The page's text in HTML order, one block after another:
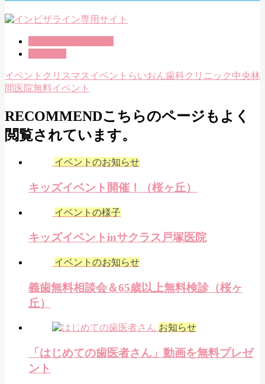
イベント クリスマスイベント らいおん歯科クリニック中央林
間医院無料イベント
RECOMMENDこちらのページもよく
閲覧されています。
イベントのお知らせ
キッズイベント開催！（桜ヶ丘）
イベントの様子
キッズイベントinサクラス戸塚医院
イベントのお知らせ
義歯無料相談会＆65歳以上無料検診（桜ヶ
丘）
お知らせ
「はじめての歯医者さん」動画を無料プレゼ
ント